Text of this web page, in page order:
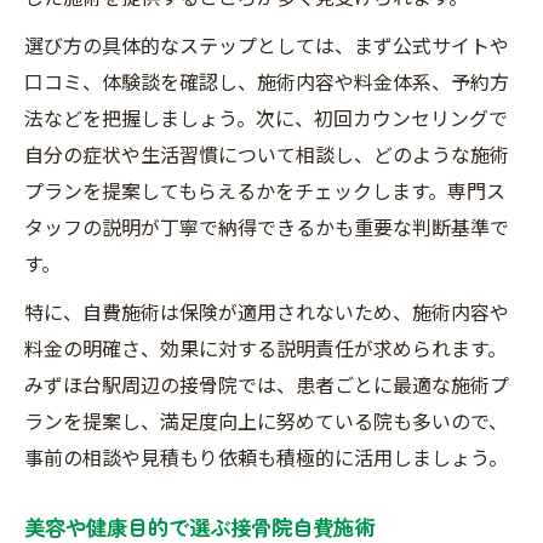
選び方の具体的なステップとしては、まず公式サイトや
口コミ、体験談を確認し、施術内容や料金体系、予約方
法などを把握しましょう。次に、初回カウンセリングで
自分の症状や生活習慣について相談し、どのような施術
プランを提案してもらえるかをチェックします。専門ス
タッフの説明が丁寧で納得できるかも重要な判断基準で
す。
特に、自費施術は保険が適用されないため、施術内容や
料金の明確さ、効果に対する説明責任が求められます。
みずほ台駅周辺の接骨院では、患者ごとに最適な施術プ
ランを提案し、満足度向上に努めている院も多いので、
事前の相談や見積もり依頼も積極的に活用しましょう。
美容や健康目的で選ぶ接骨院自費施術